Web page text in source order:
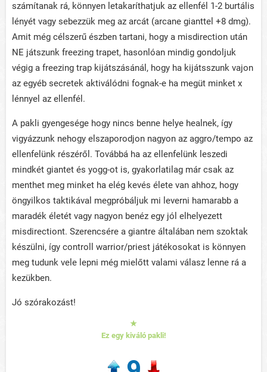
számítanak rá, könnyen letakaríthatjuk az ellenfél 1-2 burtális
lényét vagy sebezzük meg az arcát (arcane gianttel +8 dmg).
Amit még célszerű észben tartani, hogy a misdirection után
NE játszunk freezing trapet, hasonlóan mindig gondoljuk
végig a freezing trap kijátszásánál, hogy ha kijátsszunk vajon
az egyéb secretek aktiválódni fognak-e ha megüt minket x
lénnyel az ellenfél.
A pakli gyengesége hogy nincs benne helye healnek, így
vigyázzunk nehogy elszaporodjon nagyon az aggro/tempo az
ellenfelünk részéről. Továbbá ha az ellenfelünk leszedi
mindkét giantet és yogg-ot is, gyakorlatilag már csak az
menthet meg minket ha elég kevés élete van ahhoz, hogy
öngyilkos taktikával megpróbáljuk mi leverni hamarabb a
maradék életét vagy nagyon benéz egy jól elhelyezett
misdirectiont. Szerencsére a giantre általában nem szoktak
készülni, így controll warrior/priest játékosokat is könnyen
meg tudunk vele lepni még mielőtt valami válasz lenne rá a
kezükben.
Jó szórakozást!
★
Ez egy kiváló pakli!